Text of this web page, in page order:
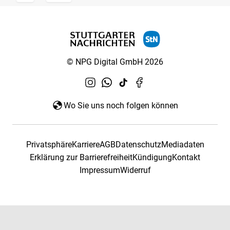
© NPG Digital GmbH 2026
Wo Sie uns noch folgen können
PrivatsphäreKarriereAGBDatenschutzMediadaten
Erklärung zur BarrierefreiheitKündigungKontakt
ImpressumWiderruf